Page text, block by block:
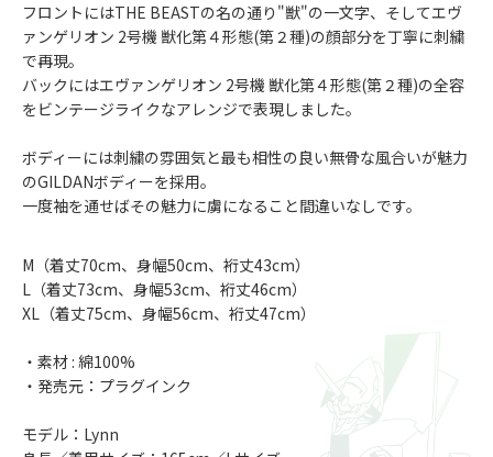
フロントにはTHE BEASTの名の通り"獣"の一文字、そしてエヴ
ァンゲリオン 2号機 獣化第４形態(第２種)の顔部分を丁寧に刺繍
で再現。
バックにはエヴァンゲリオン 2号機 獣化第４形態(第２種)の全容
をビンテージライクなアレンジで表現しました。
ボディーには刺繍の雰囲気と最も相性の良い無骨な風合いが魅力
のGILDANボディーを採用。
一度袖を通せばその魅力に虜になること間違いなしです。
M（着丈70cm、身幅50cm、裄丈43cm）
L（着丈73cm、身幅53cm、裄丈46cm）
XL（着丈75cm、身幅56cm、裄丈47cm）
・素材 : 綿100%
・発売元：プラグインク
モデル：Lynn